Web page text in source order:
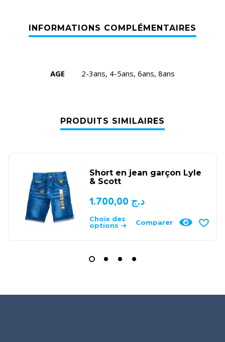
AGE 2-3ans, 4-5ans, 6ans, 8ans
PRODUITS SIMILAIRES
Short en jean garçon Lyle
& Scott
د.ج
Choix des
options
Comparer